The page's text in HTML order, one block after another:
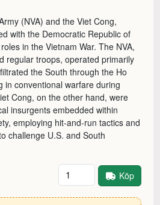
(NVA) and the Viet Cong,
with the Democratic Republic of
in the Vietnam War. The NVA,
regular troops, operated primarily
the South through the Ho
in conventional warfare during
Cong, on the other hand, were
insurgents embedded within
employing hit-and-run tactics and
challenge U.S. and South
Antal Köp